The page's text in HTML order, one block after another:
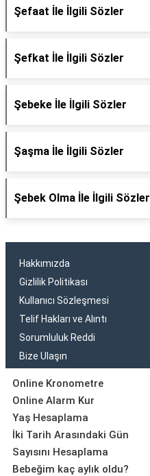
Şefaat İle İlgili Sözler
Şefkat İle İlgili Sözler
Şebeke İle İlgili Sözler
Şaşma İle İlgili Sözler
Şebek Olma İle İlgili Sözler
Hakkımızda
Gizlilik Politikası
Kullanıcı Sözleşmesi
Telif Hakları ve Alıntı
Sorumluluk Reddi
Bize Ulaşın
Online Kronometre
Online Alarm Kur
Yaş Hesaplama
İki Tarih Arasındaki Gün
Sayısını Hesaplama
Bebeğim kaç aylık oldu?